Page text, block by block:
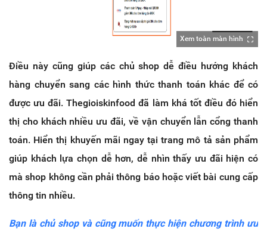
Xem toàn màn hình
Điều này cũng giúp các chủ shop dễ điều hướng khách
hàng chuyển sang các hình thức thanh toán khác để có
được ưu đãi. Thegioiskinfood đã làm khá tốt điều đó hiển
thị cho khách nhiều ưu đãi, về vận chuyển lẫn cổng thanh
toán. Hiển thị khuyến mãi ngay tại trang mô tả sản phẩm
giúp khách lựa chọn dễ hơn, dễ nhìn thấy ưu đãi hiện có
mà shop không cần phải thông báo hoặc viết bài cung cấp
thông tin nhiều.
Bạn là chủ shop và cũng muốn thực hiện chương trình ưu